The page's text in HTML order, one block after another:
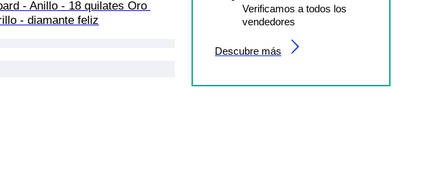
Verificamos a todos los
vendedores
Descubre más
- Anillo - 18 quilates Oro
- diamante feliz